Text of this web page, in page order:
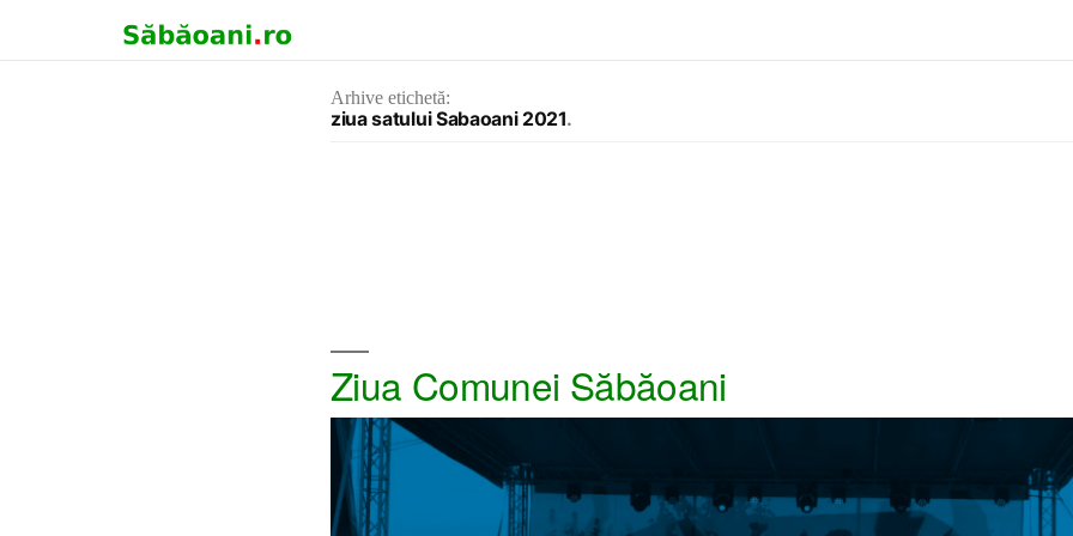
Arhive etichetă:
ziua satului Sabaoani 2021
Ziua Comunei Săbăoani